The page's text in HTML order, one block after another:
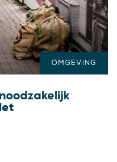
OMGEVING